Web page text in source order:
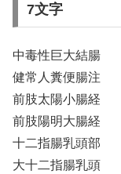
7文字
中毒性巨大結腸
健常人糞便腸注
前肢太陽小腸経
前肢陽明大腸経
十二指腸乳頭部
大十二指腸乳頭